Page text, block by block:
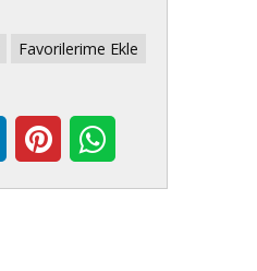
Favorilerime Ekle